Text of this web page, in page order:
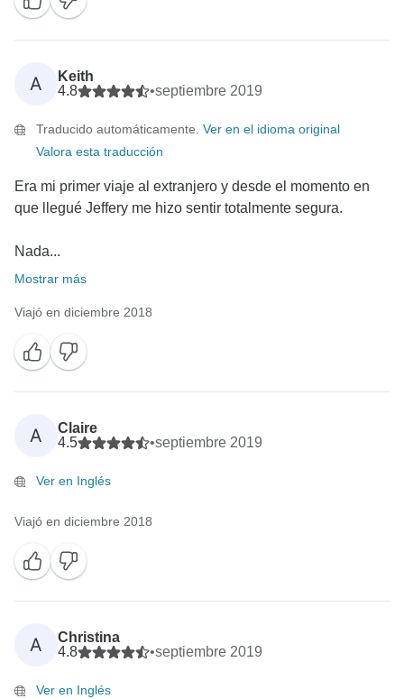
A
Keith
4.8
•septiembre 2019
Traducido automáticamente. Ver en el idioma original
Valora esta traducción
Era mi primer viaje al extranjero y desde el momento en
que llegué Jeffery me hizo sentir totalmente segura.
Nada...
Mostrar más
Viajó en diciembre 2018
A
Claire
4.5
•septiembre 2019
Ver en Inglés
Viajó en diciembre 2018
A
Christina
4.8
•septiembre 2019
Ver en Inglés